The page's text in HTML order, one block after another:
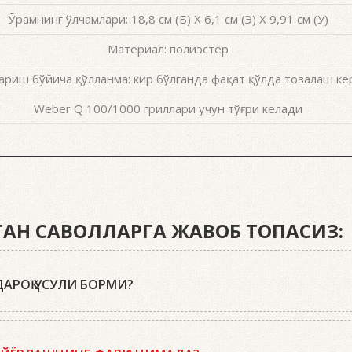
Ўрамнинг ўлчамлари: 18,8 см (Б) X 6,1 см (Э) X 9,91 см (У)
Материал: полиэстер
бўйича қўлланма: кир бўлганда фақат қўлда тозалаш
Weber Q 100/1000 гриллари учун тўғри келади
САВОЛЛАРГА ЖАВОБ ТОПАСИЗ:
УСУЛИ БОРМИ?